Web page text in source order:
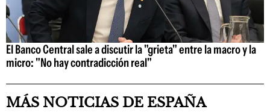
El Banco Central sale a discutir la "grieta" entre la macro y la
micro: "No hay contradicción real"
MÁS NOTICIAS DE ESPAÑA